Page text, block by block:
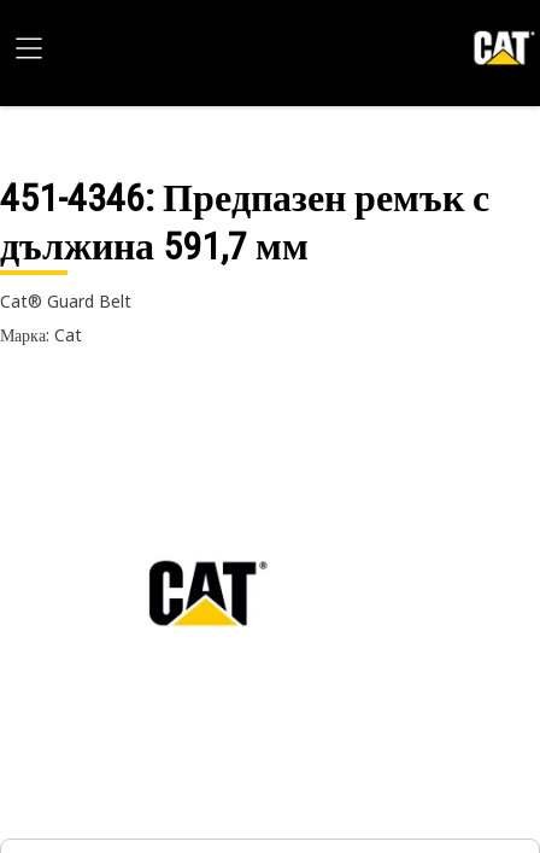
451-4346: Предпазен ремък с
дължина 591,7 мм
Cat® Guard Belt
Марка: Cat